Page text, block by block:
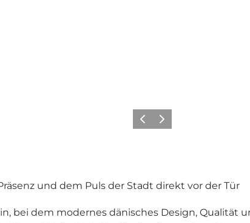
ZurückWeiter
und dem Puls der Stadt direkt vor der Tür
bei dem modernes dänisches Design, Qualität